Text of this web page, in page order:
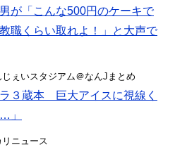
が「こんな500円のケーキで
職くらい取れよ！」と大声で
ぇいスタジアム＠なんJまとめ
３蔵本 巨大アイスに視線く
」
ニュース